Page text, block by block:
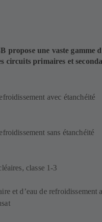
propose une vaste gamme
circuits primaires et
avec étanchéité
sans étanchéité
classe 1-3
et d’eau de refroidissement